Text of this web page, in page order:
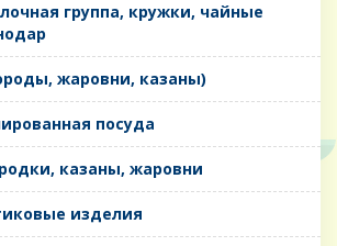
группа, кружки, чайные
жаровни, казаны)
посуда
казаны, жаровни
изделия